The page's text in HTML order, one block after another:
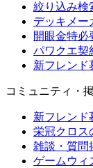
絞り込み検
デッキメー
開眼金特必
パワクエ契
新フレンド
コミュニティ・
新フレンド
栄冠クロス
雑談・質問
ゲームウィ